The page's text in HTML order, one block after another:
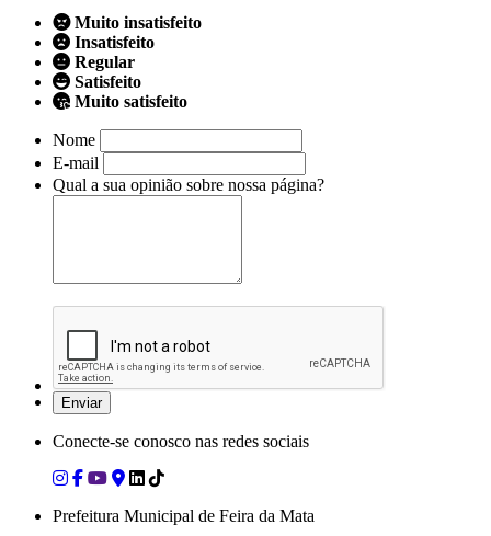
Muito insatisfeito
Insatisfeito
Regular
Satisfeito
Muito satisfeito
Nome
E-mail
Qual a sua opinião sobre nossa página?
Conecte-se conosco nas redes sociais
Prefeitura Municipal de Feira da Mata